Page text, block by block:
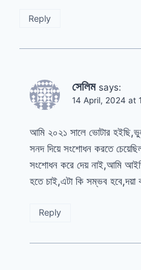
Reply
সেলিম says:
14 April, 2024 at
আমি ২০২১ সালে ভোটার
সনদ দিয়ে সংশোধন করতে
সংশোধন করে দেয় নাই,আমি
হতে চাই,এটা কি সম্ভব হবে,দয়া
Reply